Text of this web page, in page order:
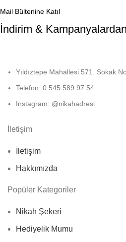
Mail Bültenine Katıl
İndirim & Kampanyalardan
Yıldıztepe Mahallesi 571. Sokak
Telefon: 0 545 589 97 54
Instagram: @nikahadresi
İletişim
İletişim
Hakkımızda
Popüler Kategoriler
Nikah Şekeri
Hediyelik Mumu